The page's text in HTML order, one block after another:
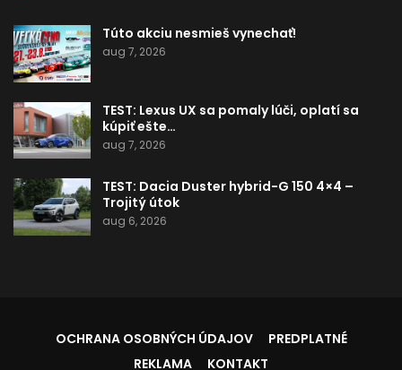
Túto akciu nesmieš vynechať!
aug 7, 2026
TEST: Lexus UX sa pomaly lúči, oplatí sa
kúpiť ešte…
aug 7, 2026
TEST: Dacia Duster hybrid-G 150 4×4 –
Trojitý útok
aug 6, 2026
OCHRANA OSOBNÝCH ÚDAJOV
PREDPLATNÉ
REKLAMA
KONTAKT